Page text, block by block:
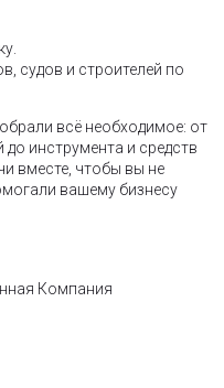
судов и строителей по
всё необходимое: от
инструмента и средств
вместе, чтобы вы не
вашему бизнесу
Компания